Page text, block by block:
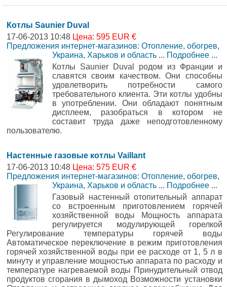
Котлы Saunier Duval
17-06-2013 10:48 Цена: 595 EUR €
Предложения интернет-магазинов: Отопление, обогрев,
Украина, Харьков и область ... Подробнее ...
Котлы Saunier Duval родом из Франции и
славятся своим качеством. Они способны
удовлетворить потребности самого
требовательного клиента. Эти котлы удобны
в употреблении. Они обладают понятным
дисплеем, разобраться в котором не
составит труда даже неподготовленному
пользователю.
Настенные газовые котлы Vaillant
17-06-2013 10:48 Цена: 575 EUR €
Предложения интернет-магазинов: Отопление, обогрев,
Украина, Харьков и область ... Подробнее ...
Газовый настенный отопительный аппарат
со встроенным приготовлением горячей
хозяйственной воды Мощность аппарата
регулируется модулирующей горелкой
Регулирование температуры горячей воды
Автоматическое переключение в режим приготовления
горячей хозяйственной воды при ее расходе от 1, 5 л в
минуту и управление мощностью аппарата по расходу и
температуре нагреваемой воды Принудительный отвод
продуктов сгорания в дымоход Возможности установки